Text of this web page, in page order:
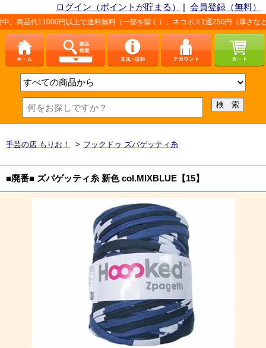
ログイン（ポイントが貯まる） | 会員登録（無料）
円以上で送料無料（一部を除く）、ネコポス1通250円（厚さなど条件あり）
手芸の店 もりお！ > フックドゥ ズパゲッティ糸
■廃番■ ズパゲッティ糸 新色 col.MIXBLUE【15】